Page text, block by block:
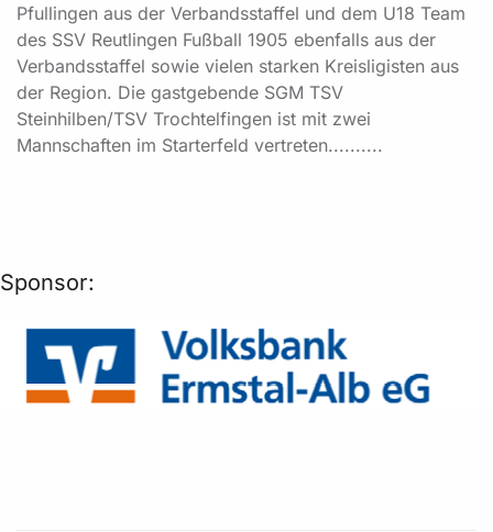
Pfullingen aus der Verbandsstaffel und dem U18 Team
des SSV Reutlingen Fußball 1905 ebenfalls aus der
Verbandsstaffel sowie vielen starken Kreisligisten aus
der Region. Die gastgebende SGM TSV
Steinhilben/TSV Trochtelfingen ist mit zwei
Mannschaften im Starterfeld vertreten..........
Sponsor: